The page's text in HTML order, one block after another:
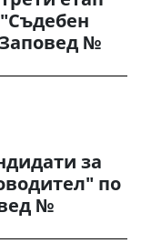
№
за
по
№